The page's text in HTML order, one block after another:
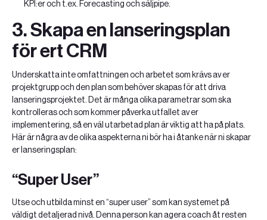
KPI:er och t.ex. Forecasting och säljpipe.
3. Skapa en lanseringsplan
för ert CRM
Underskatta inte omfattningen och arbetet som krävs av er
projektgrupp och den plan som behöver skapas för att driva
lanseringsprojektet. Det är många olika parametrar som ska
kontrolleras och som kommer påverka utfallet av er
implementering, så en väl utarbetad plan är viktig att ha på plats.
Här är några av de olika aspekterna ni bör ha i åtanke när ni skapar
er lanseringsplan:
“Super User”
Utse och utbilda minst en “super user” som kan systemet på
väldigt detaljerad nivå. Denna person kan agera coach åt resten